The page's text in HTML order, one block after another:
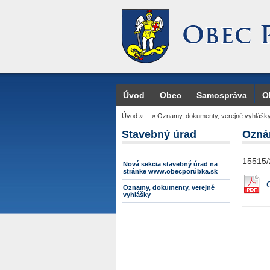
Úvod Obec Samospráva
Úvod » » Oznamy, dokumenty, verejné
Stavebný úrad
Nová sekcia stavebný úrad na
stránke www.obecporúbka.sk
Oznamy, dokumenty, verejné
vyhlášky